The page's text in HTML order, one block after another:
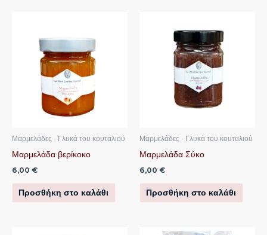
Μαρμελάδες - Γλυκά του κουταλιού
Μαρμελάδα βερίκοκο
6,00 €
Προσθήκη στο καλάθι
Μαρμελάδες - Γλυκά του κουταλιού
Μαρμελάδα Σύκο
6,00 €
Προσθήκη στο καλάθι